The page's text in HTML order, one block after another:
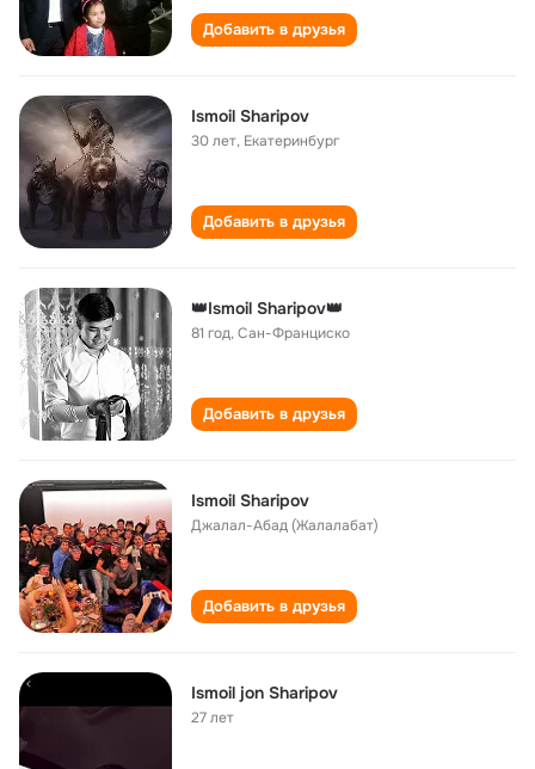
Добавить в друзья
Ismoil Sharipov
30 лет, Екатеринбург
Добавить в друзья
👑Ismoil Sharipov👑
81 год,Сан-Франциско
Добавить в друзья
Ismoil Sharipov
Джалал-Абад (Жалалабат)
Добавить в друзья
Ismoil jon Sharipov
27 лет